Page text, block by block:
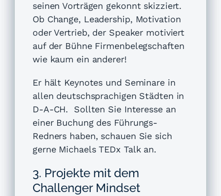
seinen Vorträgen gekonnt skizziert.
Ob Change, Leadership, Motivation
oder Vertrieb, der Speaker motiviert
auf der Bühne Firmenbelegschaften
wie kaum ein anderer!
Er hält Keynotes und Seminare in
allen deutschsprachigen Städten in
D-A-CH. Sollten Sie Interesse an
einer Buchung des Führungs-
Redners haben, schauen Sie sich
gerne Michaels TEDx Talk an.
3. Projekte mit dem
Challenger Mindset